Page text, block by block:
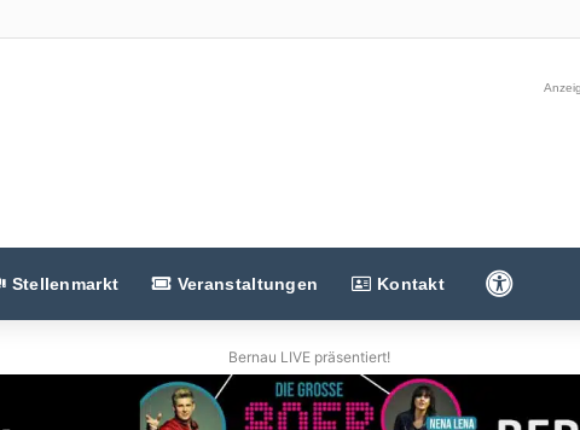
Stellenmarkt Veranstaltungen Kontakt
Bernau LIVE präsentiert!